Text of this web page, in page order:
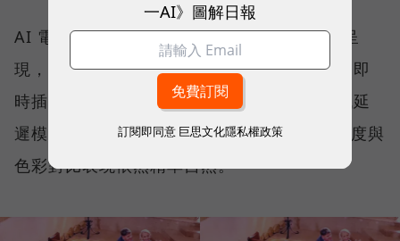
AI 電視能即時辨識播放內容，自動調整畫面呈
現，比如看電影時調整為劇院感色溫、看球賽即
時插幀消除動態殘影、玩遊戲時自動切換至低延
遲模式。在不同場景轉換時，True RGB 讓亮度與
色彩對比表現依然精準自然。
一AI》圖解日報
訂閱即同意 巨思文化隱私權政策